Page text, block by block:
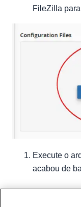
FileZilla
Execute o
acabou de